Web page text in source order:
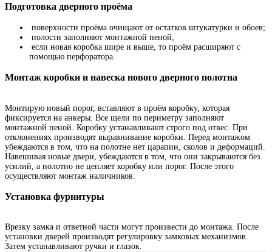
Подготовка дверного проёма
поверхности проёма очищают от остатков штукатурки и обоев;
полости заполняют монтажной пеной;
если новая коробка шире и выше, то проём расширяют с
помощью перфоратора.
Монтаж коробки и навеска нового дверного полотна
Монтирую новый порог, вставляют в проём коробку, которая
фиксируется на анкеры. Все щели по периметру заполняют
монтажной пеной. Коробку устанавливают строго под отвес. При
отклонениях производят выравнивание коробки. Перед монтажом
убеждаются в том, что на полотне нет царапин, сколов и деформаций.
Навешивая новые двери, убеждаются в том, что они закрываются без
усилий, а полотно не цепляет коробку или порог. После этого
осуществляют монтаж наличников.
Установка фурнитуры
Врезку замка и ответной части могут произвести до монтажа. После
установки дверей производят регулировку замковых механизмов.
Затем устанавливают ручки и глазок.